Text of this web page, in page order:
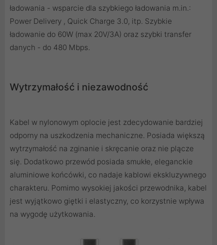
ładowania - wsparcie dla szybkiego ładowania m.in.:
Power Delivery , Quick Charge 3.0, itp. Szybkie
ładowanie do 60W (max 20V/3A) oraz szybki transfer
danych - do 480 Mbps.
Wytrzymałość i niezawodność
Kabel w nylonowym oplocie jest zdecydowanie bardziej
odporny na uszkodzenia mechaniczne. Posiada większą
wytrzymałość na zginanie i skręcanie oraz nie plącze
się. Dodatkowo przewód posiada smukłe, eleganckie
aluminiowe końcówki, co nadaje kablowi ekskluzywnego
charakteru. Pomimo wysokiej jakości przewodnika, kabel
jest wyjątkowo giętki i elastyczny, co korzystnie wpływa
na wygodę użytkowania.